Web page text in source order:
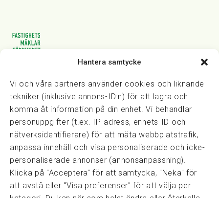
Hantera samtycke
Vi och våra partners använder cookies och liknande
tekniker (inklusive annons-ID:n) för att lagra och
komma åt information på din enhet. Vi behandlar
personuppgifter (t.ex. IP-adress, enhets-ID och
nätverksidentifierare) för att mäta webbplatstrafik,
anpassa innehåll och visa personaliserade och icke-
personaliserade annonser (annonsanpassning).
Klicka på "Acceptera" för att samtycka, "Neka" för
att avstå eller "Visa preferenser" för att välja per
Vasagatan 28, 111 20 Stockholm
kansli@fmf.se
Snabblänkar
Prisexempel
Medarbetare
Policies & integritet
Information om Cookie-hantering och Google Analytics
Integritetspolicy